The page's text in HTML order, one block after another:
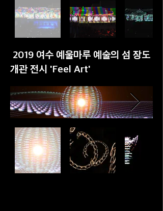
2019 여수 예울마루 예술의 섬 장도
개관 전시 'Feel Art'